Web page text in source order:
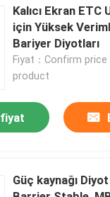
MOSFET
Kalıcı Ekran ETC
için Yüksek
Bariyer Diyotları
Fiyat：Confirm
product
Güç kaynağı